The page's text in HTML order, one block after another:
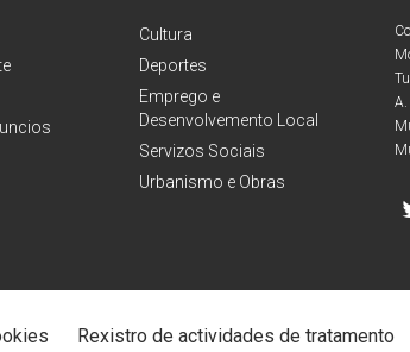
Cultura
Deportes
Emprego e
Desenvolvemento Local
Servizos Sociais
Urbanismo e Obras
A.
Rexistro de actividades de tratamento